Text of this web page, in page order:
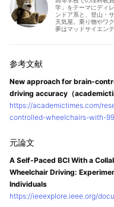
学」をテーマにディ
ンドア系と、登山・
天気屋。乗り物やワ
夢はマッドサイエン
New approach for brain-
driving accuracy（
https://academictimes.com/
controlled-wheelchairs-with-
A Self-Paced BCI With a
Wheelchair Driving:
Individuals
https://ieeexplore.ieee.org/